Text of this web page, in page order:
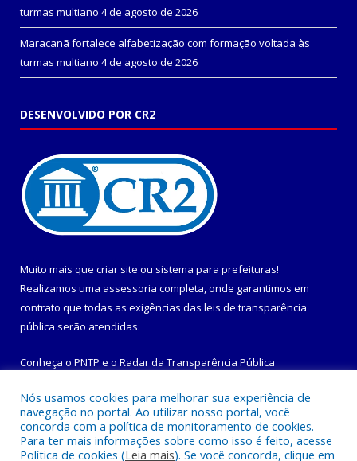
turmas multiano 4 de agosto de 2026
Maracanã fortalece alfabetização com formação voltada às
turmas multiano 4 de agosto de 2026
DESENVOLVIDO POR CR2
Muito mais que criar site ou sistema para prefeituras!
Realizamos uma assessoria completa, onde garantimos em
contrato que todas as exigências das leis de transparência
pública serão atendidas.
Conheça o PNTP e o Radar da Transparência Pública
Todos os direitos reservados a Prefeitura Municipal de
Nós usamos cookies para melhorar sua experiência de
navegação no portal. Ao utilizar nosso portal, você
concorda com a política de monitoramento de cookies.
Para ter mais informações sobre como isso é feito, acesse
Política de cookies (Leia mais). Se você concorda, clique em